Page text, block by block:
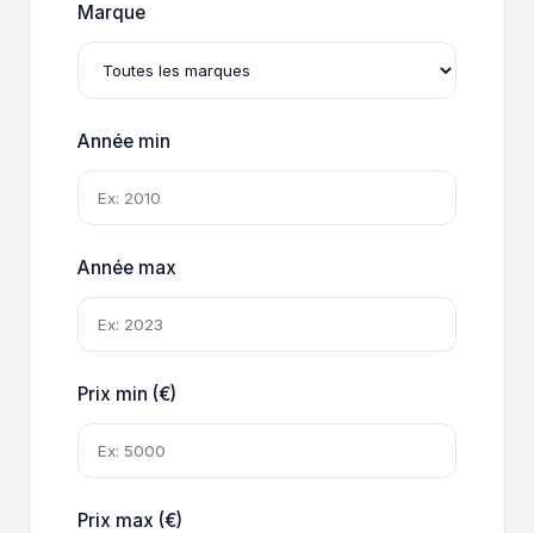
Marque
Année min
Année max
Prix min (€)
Prix max (€)